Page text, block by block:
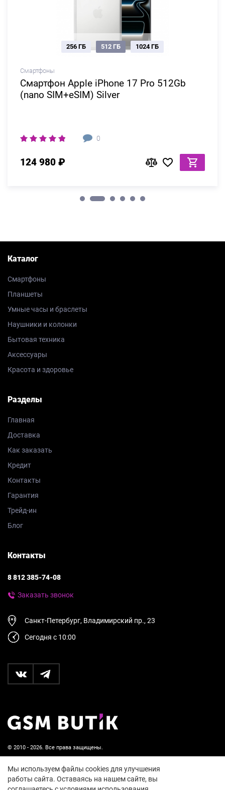
Смартфоны
Смартфон Apple iPhone 17 Pro 512Gb
(nano SIM+eSIM) Silver
0
256 ГБ 512 ГБ 1024 ГБ
124 980 ₽
© 2010 - 2026. Все права защищены.
Пользовательское соглашение и политика
конфиденциальности
Каталог
Смартфоны
Планшеты
Умные часы и браслеты
Наушники и колонки
Бытовая техника
Аксессуары
Красота и здоровье
Разделы
Главная
Доставка
Как заказать
Кредит
Контакты
Гарантия
Трейд-ин
Блог
Контакты
8 812 385-74-08
Заказать звонок
Санкт-Петербург, Владимирский пр., 23
Сегодня с 10:00
Мы используем файлы cookies для улучшения
работы сайта. Оставаясь на нашем сайте, вы